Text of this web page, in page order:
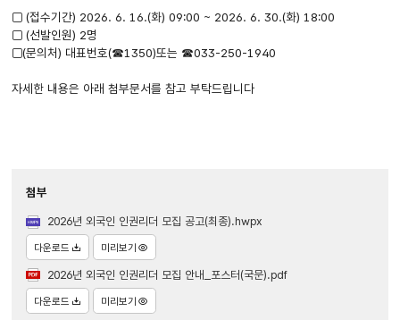
□ (접수기간) 2026. 6. 16.(화) 09:00 ~ 2026. 6. 30.(화) 18:00
□ (선발인원) 2명
□(문의처) 대표번호(☎1350)또는 ☎033-250-1940
자세한 내용은 아래 첨부문서를 참고 부탁드립니다
첨부
2026년 외국인 인권리더 모집 공고(최종).hwpx
다운로드 미리보기
2026년 외국인 인권리더 모집 안내_포스터(국문).pdf
다운로드 미리보기